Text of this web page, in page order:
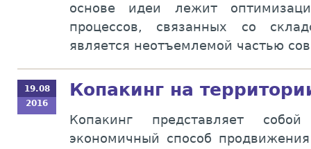
основе идеи лежит
процессов, связанных со
является неотъемлемой частью
19.08
2016
Копакинг на
Копакинг представляет
экономичный способ